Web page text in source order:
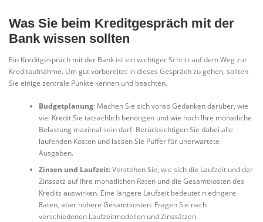
Was Sie beim Kreditgespräch mit der
Bank wissen sollten
Ein Kreditgespräch mit der Bank ist ein wichtiger Schritt auf dem Weg zur
Kreditaufnahme. Um gut vorbereitet in dieses Gespräch zu gehen, sollten
Sie einige zentrale Punkte kennen und beachten.
Budgetplanung: Machen Sie sich vorab Gedanken darüber, wie
viel Kredit Sie tatsächlich benötigen und wie hoch Ihre monatliche
Belastung maximal sein darf. Berücksichtigen Sie dabei alle
laufenden Kosten und lassen Sie Puffer für unerwartete
Ausgaben.
Zinsen und Laufzeit: Verstehen Sie, wie sich die Laufzeit und der
Zinssatz auf Ihre monatlichen Raten und die Gesamtkosten des
Kredits auswirken. Eine längere Laufzeit bedeutet niedrigere
Raten, aber höhere Gesamtkosten. Fragen Sie nach
verschiedenen Laufzeitmodellen und Zinssätzen.